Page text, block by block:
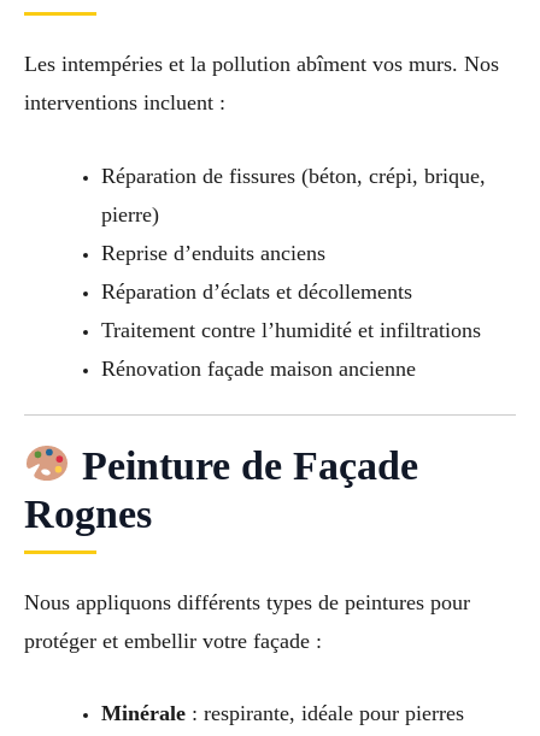
Les intempéries et la pollution abîment vos murs. Nos
interventions incluent :
Réparation de fissures (béton, crépi, brique,
pierre)
Reprise d’enduits anciens
Réparation d’éclats et décollements
Traitement contre l’humidité et infiltrations
Rénovation façade maison ancienne
Peinture de Façade
Rognes
Nous appliquons différents types de peintures pour
protéger et embellir votre façade :
Minérale: respirante, idéale pour pierres